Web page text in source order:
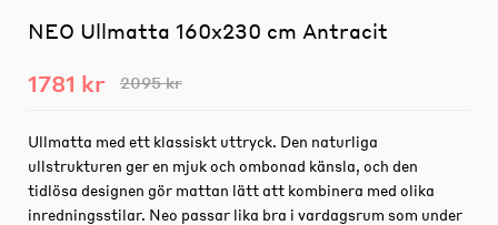
NEO Ullmatta 160x230 cm Antracit
1781 kr 2095 kr
Ullmatta med ett klassiskt uttryck. Den naturliga
ullstrukturen ger en mjuk och ombonad känsla, och den
tidlösa designen gör mattan lätt att kombinera med olika
inredningsstilar. Neo passar lika bra i vardagsrum som under